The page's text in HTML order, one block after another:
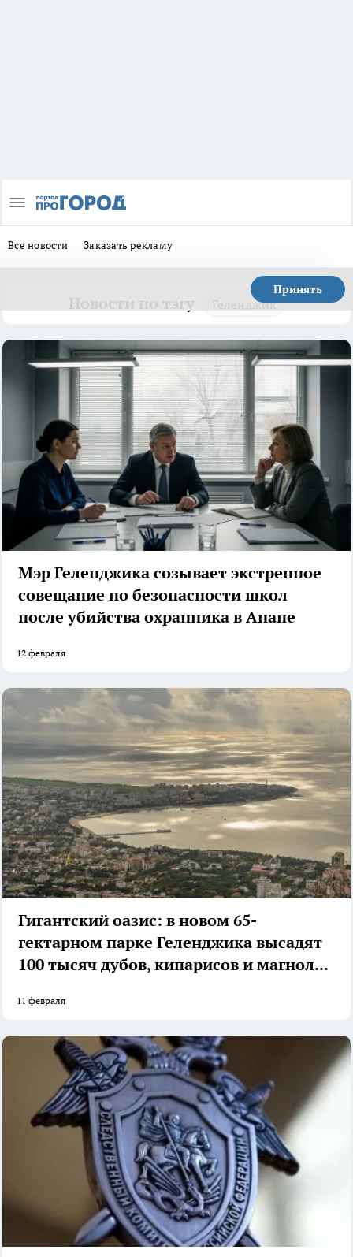
Все новости Заказать рекламу
Принять
Геленджик
Мэр Геленджика созывает экстренное
совещание по безопасности школ
после убийства охранника в Анапе
12 февраля
Гигантский оазис: в новом 65-
гектарном парке Геленджика высадят
100 тысяч дубов, кипарисов и магнолий
11 февраля